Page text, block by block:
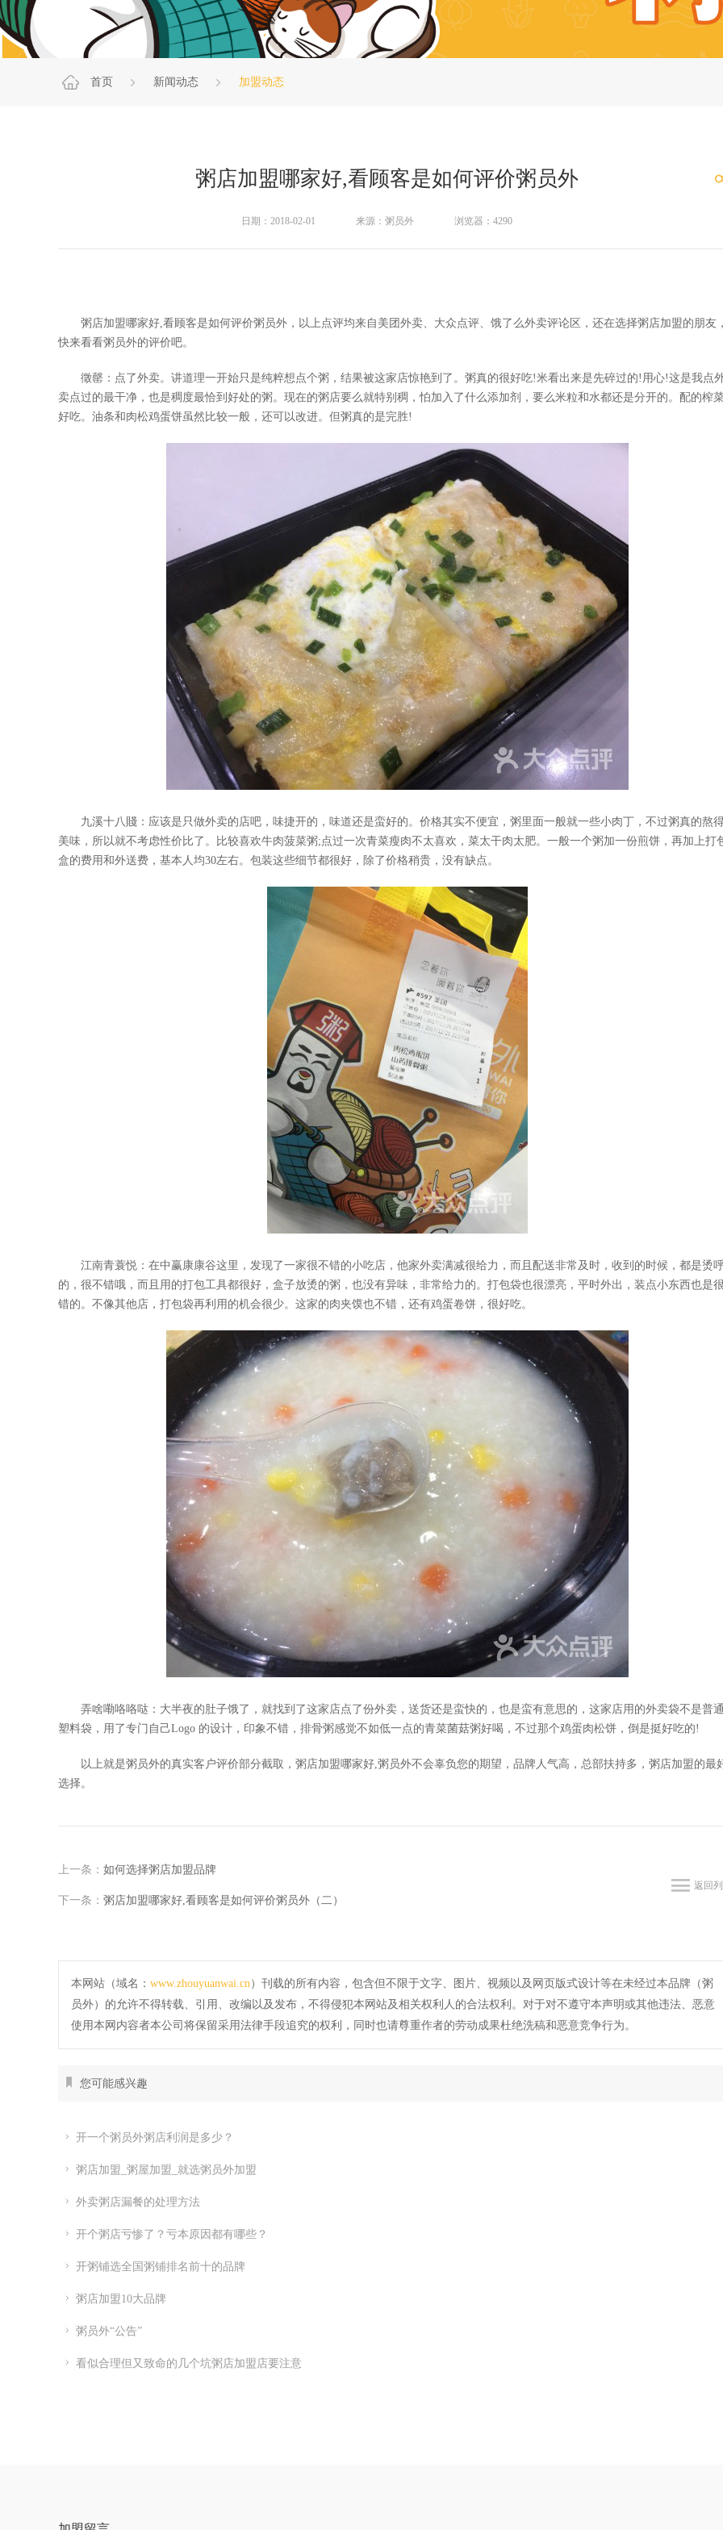
首页 新闻动态 加盟动态
粥店加盟哪家好,看顾客是如何评价粥员外
日期：2018-02-01 来源：粥员外 浏览器：4290
粥店加盟哪家好,看顾客是如何评价粥员外，以上点评均来自美团外卖、大众点评、饿了么外卖评论区，还在选择粥店加盟的朋友
快来看看粥员外的评价吧。
徵罄：点了外卖。讲道理一开始只是纯粹想点个粥，结果被这家店惊艳到了。粥真的很好吃!米看出来是先碎过的!用心!这是我点
卖点过的最干净，也是稠度最恰到好处的粥。现在的粥店要么就特别稠，怕加入了什么添加剂，要么米粒和水都还是分开的。配的榨
好吃。油条和肉松鸡蛋饼虽然比较一般，还可以改进。但粥真的是完胜!
九溪十八賤：应该是只做外卖的店吧，味捷开的，味道还是蛮好的。价格其实不便宜，粥里面一般就一些小肉丁，不过粥真的熬
美味，所以就不考虑性价比了。比较喜欢牛肉菠菜粥;点过一次青菜瘦肉不太喜欢，菜太干肉太肥。一般一个粥加一份煎饼，再加上打
盒的费用和外送费，基本人均30左右。包装这些细节都很好，除了价格稍贵，没有缺点。
江南青蓑悦：在中赢康康谷这里，发现了一家很不错的小吃店，他家外卖满减很给力，而且配送非常及时，收到的时候，都是烫
的，很不错哦，而且用的打包工具都很好，盒子放烫的粥，也没有异味，非常给力的。打包袋也很漂亮，平时外出，装点小东西也是
错的。不像其他店，打包袋再利用的机会很少。这家的肉夹馍也不错，还有鸡蛋卷饼，很好吃。
弄啥嘞咯咯哒：大半夜的肚子饿了，就找到了这家店点了份外卖，送货还是蛮快的，也是蛮有意思的，这家店用的外卖袋不是普
塑料袋，用了专门自己Logo 的设计，印象不错，排骨粥感觉不如低一点的青菜菌菇粥好喝，不过那个鸡蛋肉松饼，倒是挺好吃的!
以上就是粥员外的真实客户评价部分截取，粥店加盟哪家好,粥员外不会辜负您的期望，品牌人气高，总部扶持多， 粥店加盟的最
选择。
上一条： 如何选择粥店加盟品牌
下一条： 粥店加盟哪家好,看顾客是如何评价粥员外（二）
返回
本网站（域名： www.zhouyuanwai.cn）刊载的所有内容，包含但不限于文字、图片、视频以及网页版式设计等在未经过本品牌（粥
员外）的允许不得转载、引用、改编以及发布，不得侵犯本网站及相关权利人的合法权利。对于对不遵守本声明或其他违法、恶意
使用本网内容者本公司将保留采用法律手段追究的权利，同时也请尊重作者的劳动成果杜绝洗稿和恶意竞争行为。
您可能感兴趣
开一个粥员外粥店利润是多少？
粥店加盟_粥屋加盟_就选粥员外加盟
外卖粥店漏餐的处理方法
开个粥店亏惨了？亏本原因都有哪些？
开粥铺选全国粥铺排名前十的品牌
粥店加盟10大品牌
粥员外“公告”
看似合理但又致命的几个坑粥店加盟店要注意